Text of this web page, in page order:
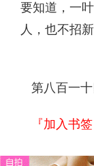
要知道，一
人，也不招
第八百一
『加入书